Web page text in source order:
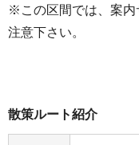
※この区間では、案内
注意下さい。
散策ルート紹介